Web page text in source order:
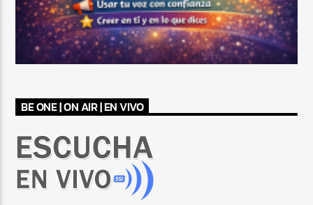
BE ONE | ON AIR | EN VIVO